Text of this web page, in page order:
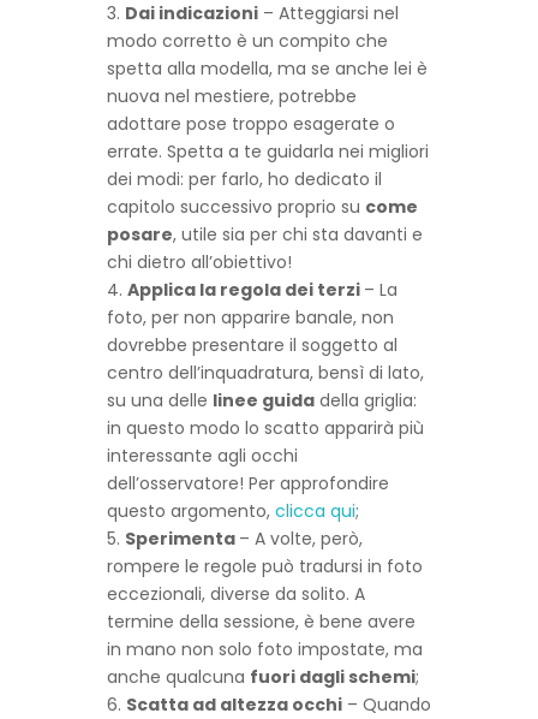
Dai indicazioni – Atteggiarsi nel
modo corretto è un compito che
spetta alla modella, ma se anche lei è
nuova nel mestiere, potrebbe
adottare pose troppo esagerate o
errate. Spetta a te guidarla nei migliori
dei modi: per farlo, ho dedicato il
capitolo successivo proprio su come
posare, utile sia per chi sta davanti e
chi dietro all’obiettivo!
Applica la regola dei terzi – La
foto, per non apparire banale, non
dovrebbe presentare il soggetto al
centro dell’inquadratura, bensì di lato,
su una delle linee guida della griglia:
in questo modo lo scatto apparirà più
interessante agli occhi
dell’osservatore! Per approfondire
questo argomento, clicca qui;
Sperimenta – A volte, però,
rompere le regole può tradursi in foto
eccezionali, diverse da solito. A
termine della sessione, è bene avere
in mano non solo foto impostate, ma
anche qualcuna fuori dagli schemi;
Scatta ad altezza occhi – Quando